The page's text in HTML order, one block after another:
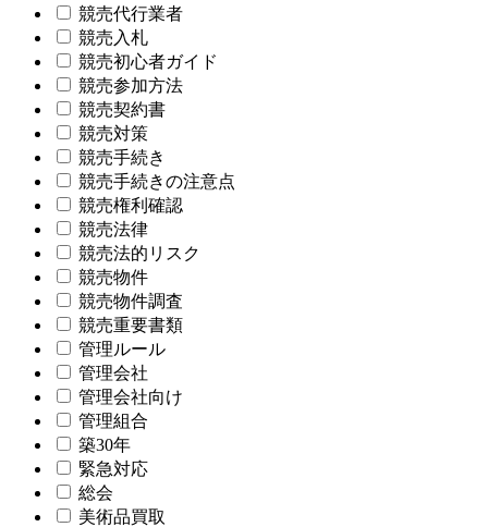
競売代行業者
競売入札
競売初心者ガイド
競売参加方法
競売契約書
競売対策
競売手続き
競売手続きの注意点
競売権利確認
競売法律
競売法的リスク
競売物件
競売物件調査
競売重要書類
管理ルール
管理会社
管理会社向け
管理組合
築30年
緊急対応
総会
美術品買取